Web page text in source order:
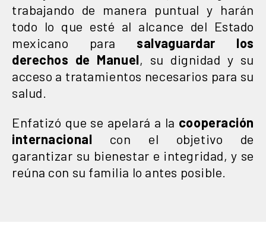
trabajando de manera puntual y harán
todo lo que esté al alcance del Estado
mexicano para salvaguardar los
derechos de Manuel, su dignidad y su
acceso a tratamientos necesarios para su
salud.
Enfatizó que se apelará a la cooperación
internacional con el objetivo de
garantizar su bienestar e integridad, y se
reúna con su familia lo antes posible.